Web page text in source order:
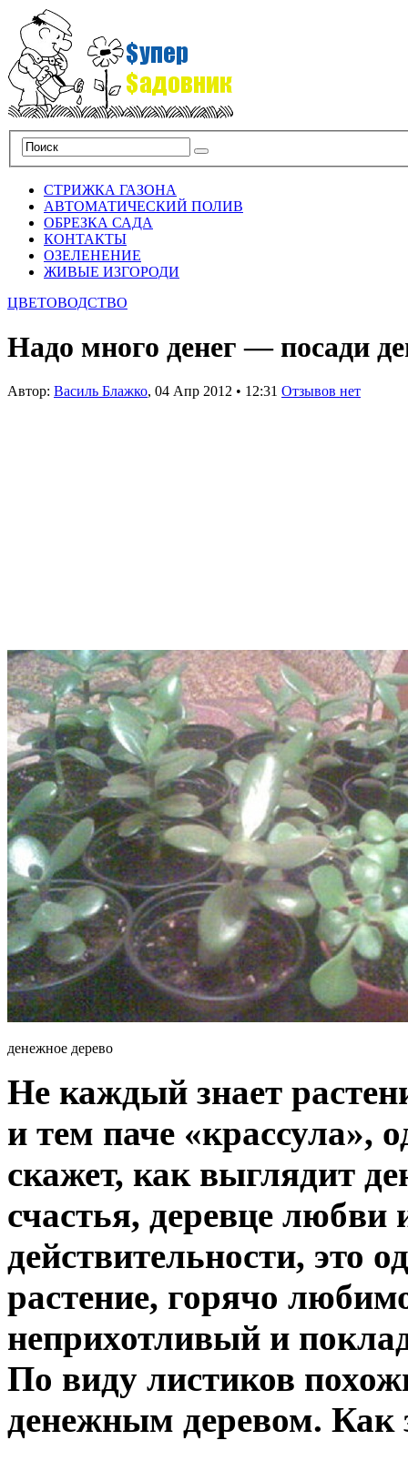
СТРИЖКА ГАЗОНА
АВТОМАТИЧЕСКИЙ ПОЛИВ
ОБРЕЗКА САДА
КОНТАКТЫ
ОЗЕЛЕНЕНИЕ
ЖИВЫЕ ИЗГОРОДИ
ЦВЕТОВОДСТВО
Надо много денег — посади
Автор: Василь Блажко, 04 Апр 2012 • 12:31 Отзывов нет
денежное дерево
Не каждый знает
и тем паче «крассула»,
скажет, как выглядит
счастья, деревце любви
действительности, это
растение, горячо
неприхотливый и
По виду листиков
денежным деревом. Как